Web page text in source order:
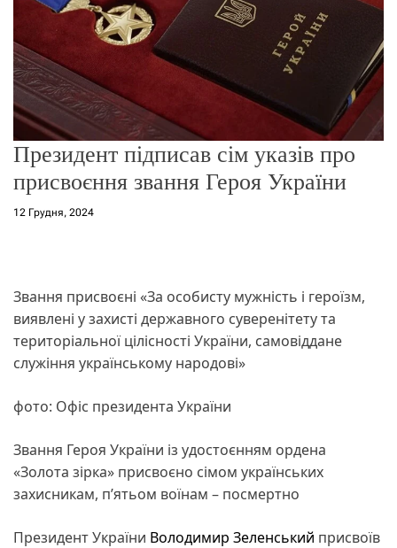
Президент підписав сім указів про
присвоєння звання Героя України
12 Грудня, 2024
Звання присвоєні «За особисту мужність і героїзм,
виявлені у захисті державного суверенітету та
територіальної цілісності України, самовіддане
служіння українському народові»
фото: Офіс президента України
Звання Героя України із удостоєнням ордена
«Золота зірка» присвоєно сімом українських
захисникам, п’ятьом воїнам – посмертно
Президент України Володимир Зеленський присвоїв